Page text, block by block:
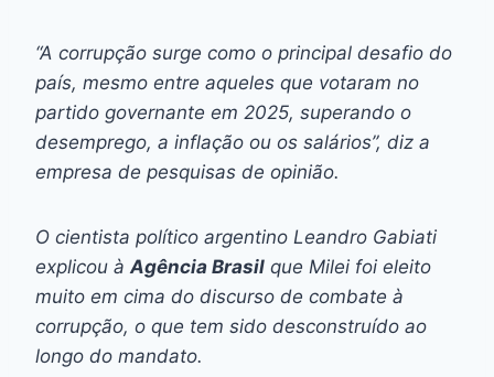
“A corrupção surge como o principal desafio do
país, mesmo entre aqueles que votaram no
partido governante em 2025, superando o
desemprego, a inflação ou os salários”, diz a
empresa de pesquisas de opinião.
O cientista político argentino Leandro Gabiati
explicou à Agência Brasil que Milei foi eleito
muito em cima do discurso de combate à
corrupção, o que tem sido desconstruído ao
longo do mandato.